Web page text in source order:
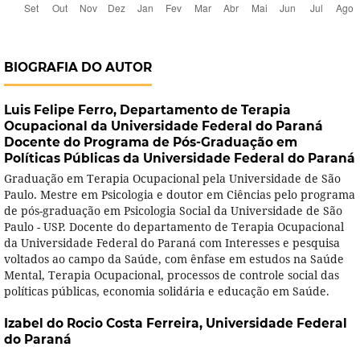
BIOGRAFIA DO AUTOR
Luis Felipe Ferro, Departamento de Terapia
Ocupacional da Universidade Federal do Paraná
Docente do Programa de Pós-Graduação em
Políticas Públicas da Universidade Federal do Paraná
Graduação em Terapia Ocupacional pela Universidade de São
Paulo. Mestre em Psicologia e doutor em Ciências pelo programa
de pós-graduação em Psicologia Social da Universidade de São
Paulo - USP. Docente do departamento de Terapia Ocupacional
da Universidade Federal do Paraná com Interesses e pesquisa
voltados ao campo da Saúde, com ênfase em estudos na Saúde
Mental, Terapia Ocupacional, processos de controle social das
políticas públicas, economia solidária e educação em Saúde.
Izabel do Rocio Costa Ferreira, Universidade Federal
do Paraná